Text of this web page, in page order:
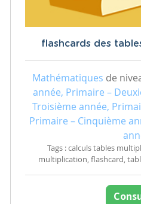
flashcards des
Mathématiques de
année, Primaire –
Troisième année,
Primaire – Cinquième
Tags : calculs tables
multiplication, flashcard,